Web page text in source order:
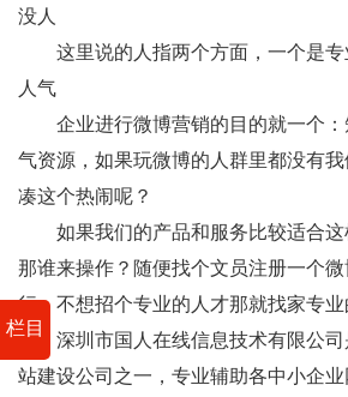
栏目
没人
这里说的人指两个方面，一个是专
人气
企业进行微博营销的目的就一个：
气资源，如果玩微博的人群里都没有
凑这个热闹呢？
如果我们的产品和服务比较适合这
那谁来操作？随便找个文员注册一个
行，不想招个专业的人才那就找家专业
深圳市国人在线信息技术有限公司
站建设公司之一，专业辅助各中小企